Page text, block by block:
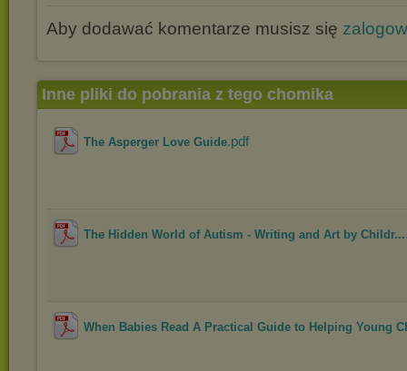
Aby dodawać komentarze musisz się
Inne pliki do pobrania z tego chomika
The Asperger Love Guide.pdf
The Hidden World of Autism - Writing and Art by Childr...
When Babies Read A Practical Guide to Helping Young